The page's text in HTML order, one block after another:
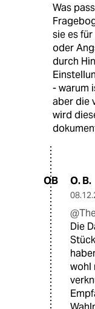
Was
sie es
oder
durch
- warum
aber die
wird
OB O. B.
Die
wohl